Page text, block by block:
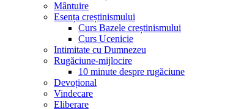
Mântuire
Esența creștinismului
Curs Bazele creștinismului
Curs Ucenicie
Intimitate cu Dumnezeu
Rugăciune-mijlocire
10 minute despre rugăciune
Devoțional
Vindecare
Eliberare